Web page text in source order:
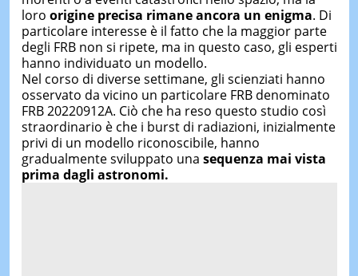
loro origine precisa rimane ancora un enigma. Di
particolare interesse è il fatto che la maggior parte
degli FRB non si ripete, ma in questo caso, gli esperti
hanno individuato un modello.
Nel corso di diverse settimane, gli scienziati hanno
osservato da vicino un particolare FRB denominato
FRB 20220912A. Ciò che ha reso questo studio così
straordinario è che i burst di radiazioni, inizialmente
privi di un modello riconoscibile, hanno
gradualmente sviluppato una sequenza mai vista
prima dagli astronomi.